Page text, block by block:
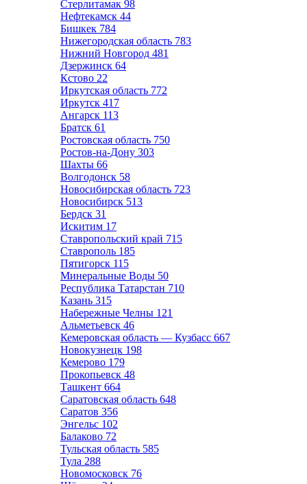
Стерлитамак 98
Нефтекамск 44
Бишкек 784
Нижегородская область 783
Нижний Новгород 481
Дзержинск 64
Кстово 22
Иркутская область 772
Иркутск 417
Ангарск 113
Братск 61
Ростовская область 750
Ростов-на-Дону 303
Шахты 66
Волгодонск 58
Новосибирская область 723
Новосибирск 513
Бердск 31
Искитим 17
Ставропольский край 715
Ставрополь 185
Пятигорск 115
Минеральные Воды 50
Республика Татарстан 710
Казань 315
Набережные Челны 121
Альметьевск 46
Кемеровская область — Кузбасс 667
Новокузнецк 198
Кемерово 179
Прокопьевск 48
Ташкент 664
Саратовская область 648
Саратов 356
Энгельс 102
Балаково 72
Тульская область 585
Тула 288
Новомосковск 76